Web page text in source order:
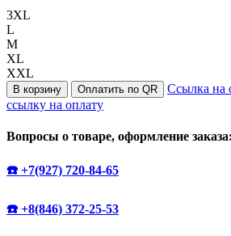
3XL
L
M
XL
ХXL
В корзину Оплатить по QR Ссылка на
ссылку на оплату
Вопросы о товаре, оформление заказа:
☎️ +7(927) 720-84-65
☎️ +8(846) 372-25-53